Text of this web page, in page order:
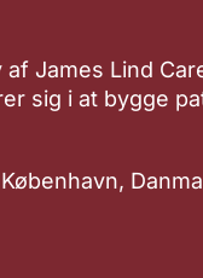
James Lind
sig i at bygge